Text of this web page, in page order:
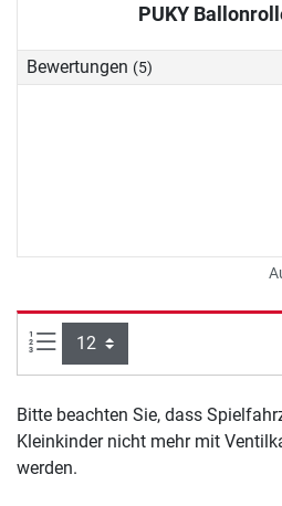
PUKY
Bewertungen (5)
Artikel pro Seite:
Bitte beachten Sie, dass
Kleinkinder nicht mehr mit
werden.